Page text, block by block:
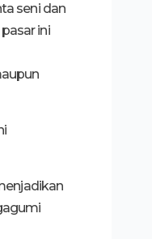
seni dan
ini